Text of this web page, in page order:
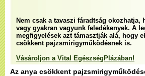
Nem csak a tavaszi fáradtság okozhatja,
vagy gyakran vagyunk feledékenyek. A
megfigyelések azt támasztják alá, hogy
csökkent pajzsmirigyműködésnek is.
Vásároljon a Vital EgészségPlázában!
Az anya csökkent